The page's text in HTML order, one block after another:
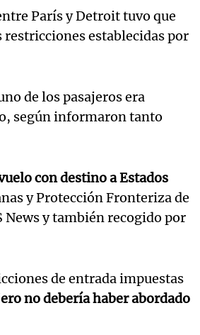
París y Detroit tuvo que
restricciones establecidas por
de los pasajeros era
según informaron tanto
con destino a Estados
y Protección Fronteriza de
News y también recogido por
de entrada impuestas
no debería haber abordado